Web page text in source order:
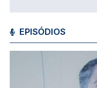
EPISÓDIOS